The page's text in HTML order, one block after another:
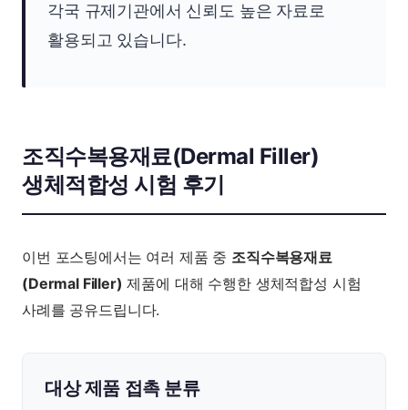
각국 규제기관에서 신뢰도 높은 자료로
활용되고 있습니다.
조직수복용재료(Dermal Filler)
생체적합성 시험 후기
이번 포스팅에서는 여러 제품 중 조직수복용재료
(Dermal Filler) 제품에 대해 수행한 생체적합성 시험
사례를 공유드립니다.
대상 제품 접촉 분류